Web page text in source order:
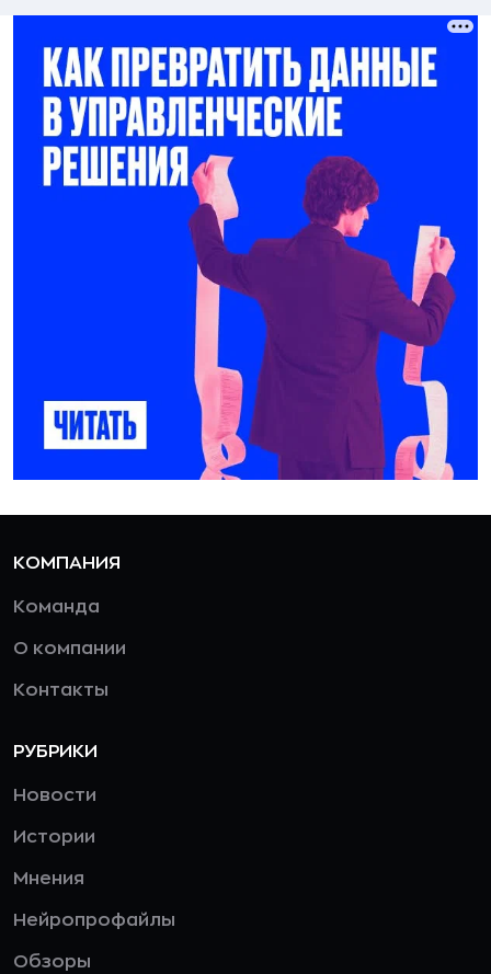
КОМПАНИЯ
Команда
О компании
Контакты
РУБРИКИ
Новости
Истории
Мнения
Нейропрофайлы
Обзоры